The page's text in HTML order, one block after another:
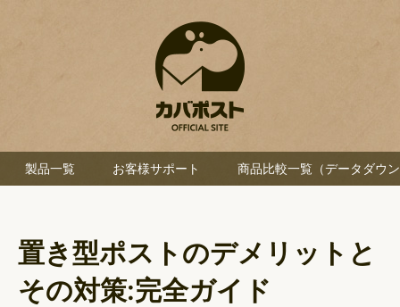
製品一覧 お客様サポート 商品比較一覧（データダウ
置き型ポストのデメリットと
その対策:完全ガイド